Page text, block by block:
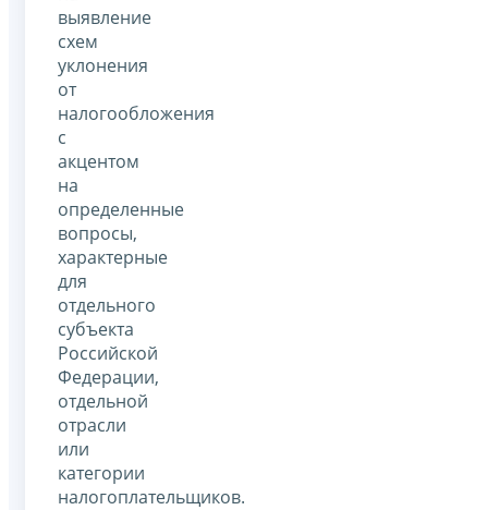
выявление
схем
уклонения
от
налогообложения
с
акцентом
на
определенные
вопросы,
характерные
для
отдельного
субъекта
Российской
Федерации,
отдельной
отрасли
или
категории
налогоплательщиков.